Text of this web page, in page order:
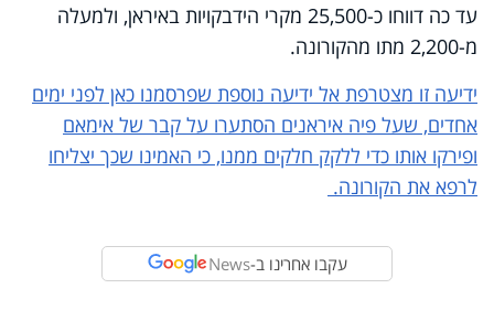
עד כה דווחו כ-25,500 מקרי הידבקויות באיראן, ולמעלה
מ-2,200 מתו מהקורונה.
ידיעה זו מצטרפת אל ידיעה נוספת שפרסמנו כאן לפני ימים
אחדים, שעל פיה איראנים הסתערו על קבר של אימאם
ופירקו אותו כדי ללקק חלקים ממנו, כי האמינו שכך יצליחו
לרפא את הקורונה.
עקבו אחרינו ב-News